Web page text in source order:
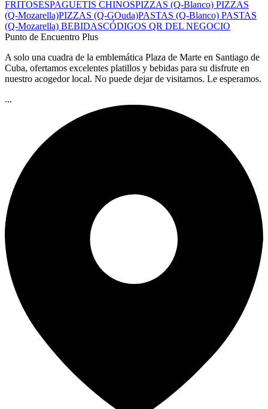
FRITOSESPAGUETIS CHINOSPIZZAS (Q-Blanco) PIZZAS
(Q-Mozarella)PIZZAS (Q-GOuda)PASTAS (Q-Blanco) PASTAS
(Q-Mozarella) BEBIDASCÓDIGOS QR DEL NEGOCIO
Punto de Encuentro Plus
A solo una cuadra de la emblemática Plaza de Marte en Santiago de
Cuba, ofertamos excelentes platillos y bebidas para su disfrute en
nuestro acogedor local. No puede dejar de visitarnos. Le esperamos.
...